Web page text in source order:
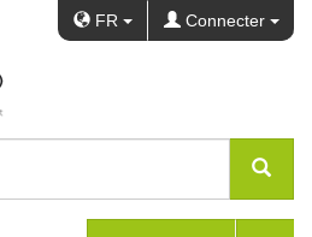
FR Connecter